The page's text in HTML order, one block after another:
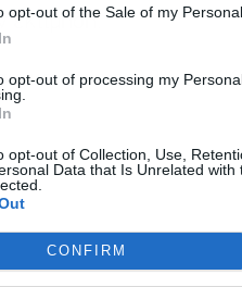
opt-out of the Sale of my Personal
opt-out of processing my
opt-out of Collection, Use,
Data that Is Unrelated
CONFIRM
εκτίμηση.
8,9%, το